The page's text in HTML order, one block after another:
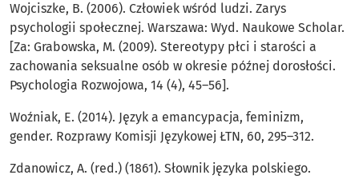
Wojciszke, B. (2006). Człowiek wśród ludzi. Zarys
psychologii społecznej. Warszawa: Wyd. Naukowe Scholar.
[Za: Grabowska, M. (2009). Stereotypy płci i starości a
zachowania seksualne osób w okresie późnej dorosłości.
Psychologia Rozwojowa, 14 (4), 45–56].
Woźniak, E. (2014). Język a emancypacja, feminizm,
gender. Rozprawy Komisji Językowej ŁTN, 60, 295–312.
Zdanowicz, A. (red.) (1861). Słownik języka polskiego.